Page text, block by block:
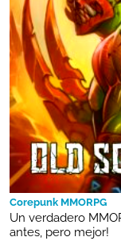
Corepunk MMORPG
Un verdadero
antes, pero mejor!